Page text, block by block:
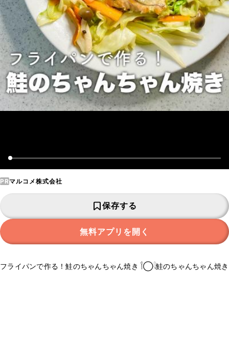
PRマルコメ株式会社
保存する
無料アプリを開く
フライパンで作る！鮭のちゃんちゃん焼き 𓌉◯𓇋鮭のちゃんちゃん焼き